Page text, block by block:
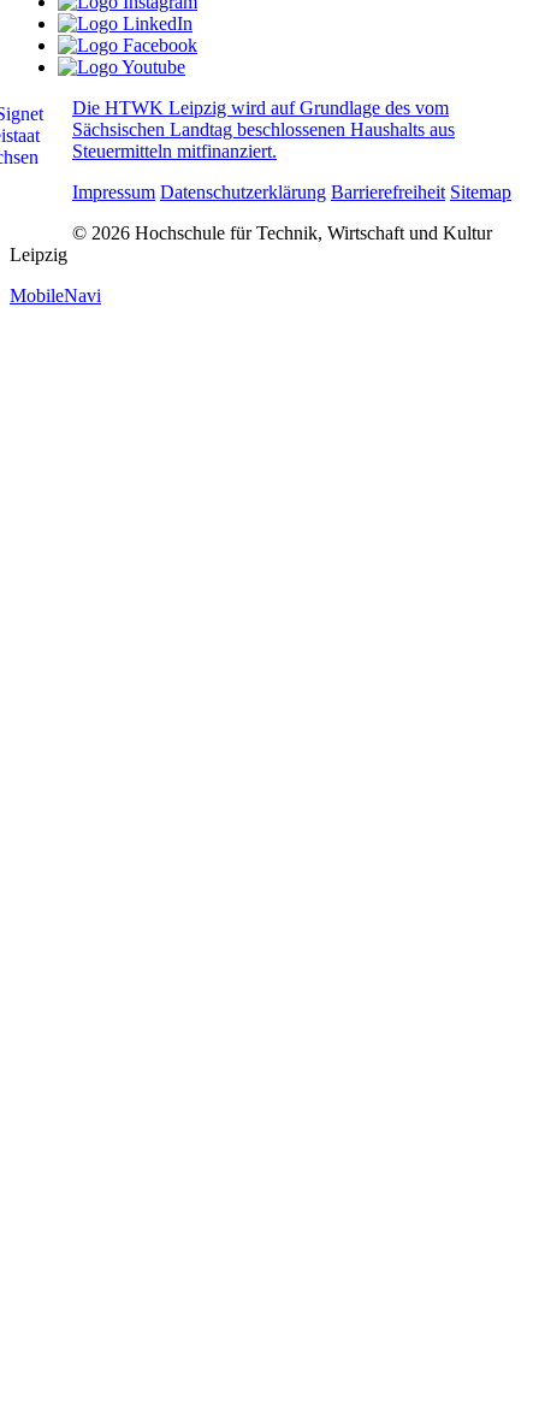
Die HTWK Leipzig wird auf Grundlage des vom
Sächsischen Landtag beschlossenen Haushalts aus
Steuermitteln mitfinanziert.
Impressum Datenschutzerklärung Barrierefreiheit Sitemap
© 2026 Hochschule für Technik, Wirtschaft und Kultur
Leipzig
MobileNavi